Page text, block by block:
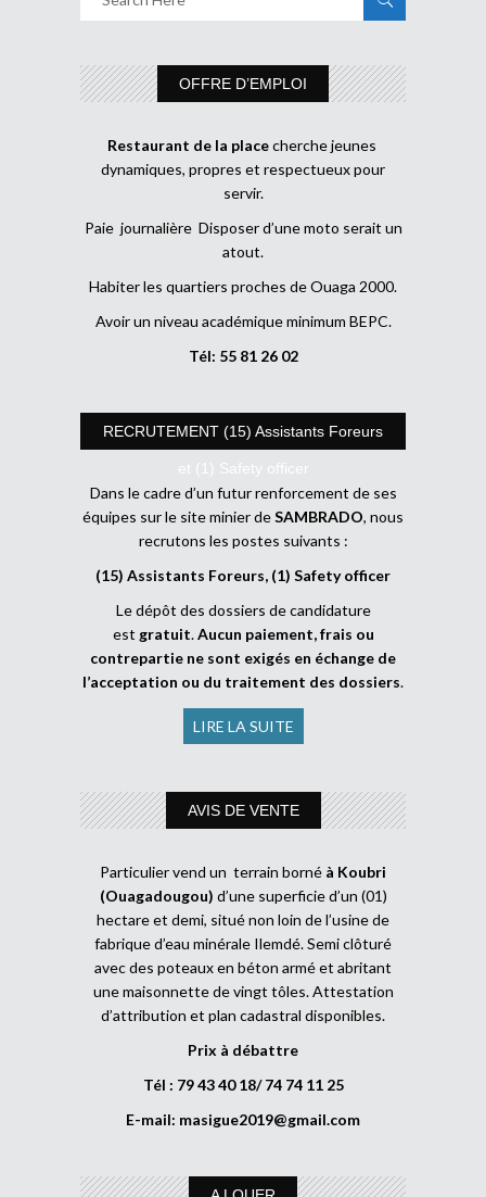
OFFRE D’EMPLOI
Restaurant de la placecherche jeunes
dynamiques, propres et respectueux pour
servir.
Paie journalière Disposer d’une moto serait un
atout.
Habiter les quartiers proches de Ouaga 2000.
Avoir un niveau académique minimum BEPC.
Tél: 55 81 26 02
RECRUTEMENT (15) Assistants Foreurs
et (1) Safety officer
Dans le cadre d’un futur renforcement de ses
équipes sur le site minier deSAMBRADO, nous
recrutons les postes suivants :
(15) Assistants Foreurs, (1) Safety officer
Le dépôt des dossiers de candidature
est gratuit.Aucun paiement, frais ou
contrepartie ne sont exigés en échange de
l’acceptation ou du traitement des dossiers.
LIRE LA SUITE
AVIS DE VENTE
Particulier vend un terrain borné à Koubri
(Ouagadougou) d’une superficie d’un (01)
hectare et demi, situé non loin de l’usine de
fabrique d’eau minérale Ilemdé. Semi clôturé
avec des poteaux en béton armé et abritant
une maisonnette de vingt tôles. Attestation
d’attribution et plan cadastral disponibles.
Prix à débattre
Tél : 79 43 40 18/ 74 74 11 25
E-mail: masigue2019@gmail.com